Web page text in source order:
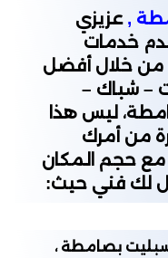
, عزيزي
خدمات
من خلال أفضل
– شباك –
ليس هذا
من أمرك
مع حجم المكان
لك فني حيث:
بصامطة ،